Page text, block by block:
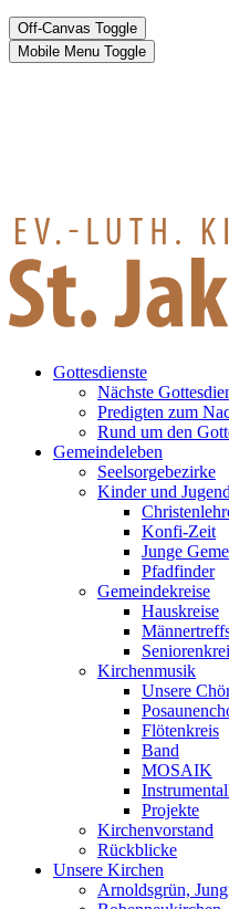
Off-Canvas Toggle
Mobile Menu Toggle
Gottesdienste
Nächste
Predigten zum
Rund um den
Gemeindeleben
Seelsorgebezirke
Kinder und Jugend
Konfi-Zeit
Junge
Pfadfinder
Gemeindekreise
Hauskreise
Kirchenmusik
Unsere
Flötenkreis
Band
MOSAIK
Projekte
Kirchenvorstand
Rückblicke
Unsere Kirchen
Arnoldsgrün,